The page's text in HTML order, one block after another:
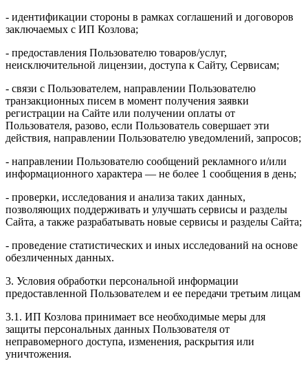
- идентификации стороны в рамках соглашений и договоров
заключаемых с ИП Козлова;
- предоставления Пользователю товаров/услуг,
неисключительной лицензии, доступа к Сайту, Сервисам;
- связи с Пользователем, направлении Пользователю
транзакционных писем в момент получения заявки
регистрации на Сайте или получении оплаты от
Пользователя, разово, если Пользователь совершает эти
действия, направлении Пользователю уведомлений, запросов;
- направлении Пользователю сообщений рекламного и/или
информационного характера — не более 1 сообщения в день;
- проверки, исследования и анализа таких данных,
позволяющих поддерживать и улучшать сервисы и разделы
Сайта, а также разрабатывать новые сервисы и разделы Сайта;
- проведение статистических и иных исследований на основе
обезличенных данных.
3. Условия обработки персональной информации
предоставленной Пользователем и ее передачи третьим лицам
3.1. ИП Козлова принимает все необходимые меры для
защиты персональных данных Пользователя от
неправомерного доступа, изменения, раскрытия или
уничтожения.